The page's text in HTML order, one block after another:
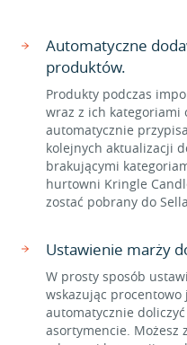
Automatyczne
produktów.
Produkty podczas
wraz z ich kategoriami
automatycznie
kolejnych aktualizacji
brakującymi
hurtowni Kringle
zostać pobrany do
Ustawienie marży
W prosty sposób
wskazując procentowo
automatycznie
asortymencie. Możesz